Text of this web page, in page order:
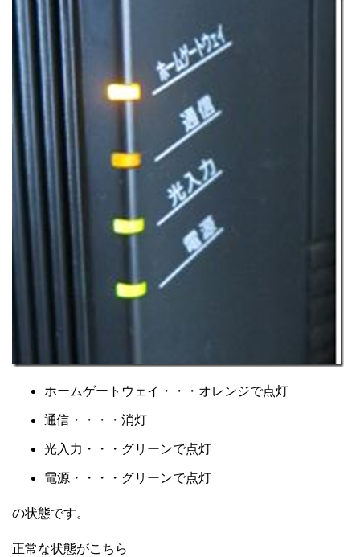
ホームゲートウェイ・・・オレンジで点灯
通信・・・・消灯
光入力・・・グリーンで点灯
電源・・・・グリーンで点灯
の状態です。
正常な状態がこちら